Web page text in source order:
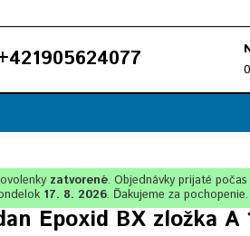
zatvorené. Objednávky prijaté
17. 8. 2026. Ďakujeme za pochopenie.
Epoxid BX zložka A